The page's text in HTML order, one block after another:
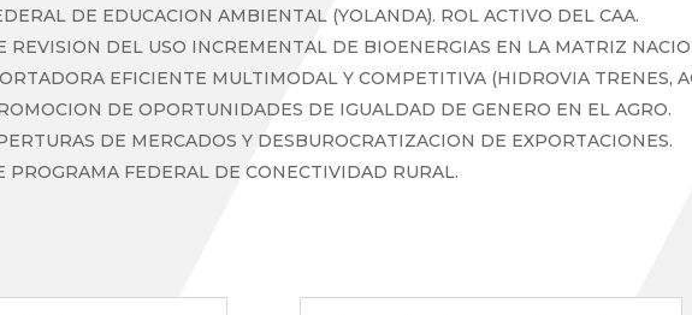
DE EDUCACION AMBIENTAL (YOLANDA). ROL ACTIVO DEL CAA.
REVISION DEL USO INCREMENTAL DE BIOENERGIAS EN LA MATRIZ
EFICIENTE MULTIMODAL Y COMPETITIVA (HIDROVIA TRENES,
DE OPORTUNIDADES DE IGUALDAD DE GENERO EN EL AGRO.
DE MERCADOS Y DESBUROCRATIZACION DE EXPORTACIONES.
PROGRAMA FEDERAL DE CONECTIVIDAD RURAL.